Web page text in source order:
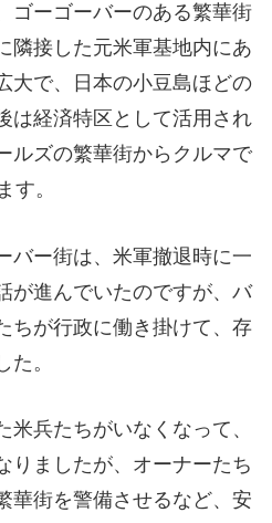
ゴーゴーバーのある繁華街
隣接した元米軍基地内にあ
大で、日本の小豆島ほどの
は経済特区として活用され
ルズの繁華街からクルマで
す。
ー街は、米軍撤退時に一
が進んでいたのですが、バ
ちが行政に働き掛けて、存
。
兵たちがいなくなって、
りましたが、オーナーたち
華街を警備させるなど、安